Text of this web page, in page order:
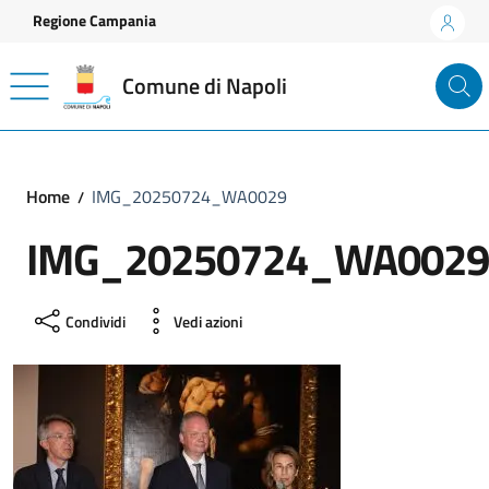
Vai ai contenuti
Vai al footer
Regione Campania
Comune di Napoli
Home IMG_20250724_WA0029
IMG_20250724_WA0029
Condividi Vedi azioni